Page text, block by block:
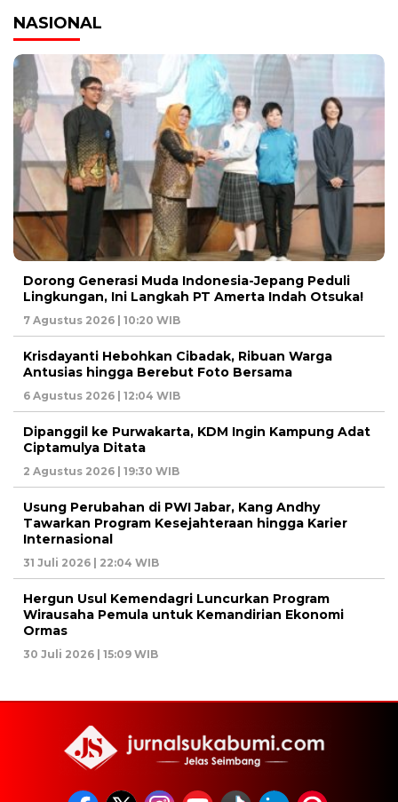
NASIONAL
Dorong Generasi Muda Indonesia-Jepang Peduli
Lingkungan, Ini Langkah PT Amerta Indah Otsuka!
7 Agustus 2026 | 10:20 WIB
Krisdayanti Hebohkan Cibadak, Ribuan Warga
Antusias hingga Berebut Foto Bersama
6 Agustus 2026 | 12:04 WIB
Dipanggil ke Purwakarta, KDM Ingin Kampung Adat
Ciptamulya Ditata
2 Agustus 2026 | 19:30 WIB
Usung Perubahan di PWI Jabar, Kang Andhy
Tawarkan Program Kesejahteraan hingga Karier
Internasional
31 Juli 2026 | 22:04 WIB
Hergun Usul Kemendagri Luncurkan Program
Wirausaha Pemula untuk Kemandirian Ekonomi
Ormas
30 Juli 2026 | 15:09 WIB